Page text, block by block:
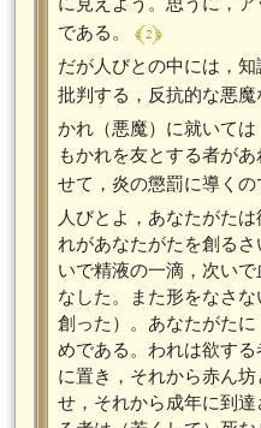
である。 ﴾ 2 ﴿
だが人びとの中には，
批判する，反抗的な悪魔
かれ（悪魔）に就いて
もかれを友とする者が
せて，炎の懲罰に導くの
人びとよ，あなたがた
れがあなたがたを創る
いで精液の一滴，次い
なした。また形をなさ
創った）。あなたがた
めである。われは欲す
に置き，それから赤ん
せ，それから成年に到